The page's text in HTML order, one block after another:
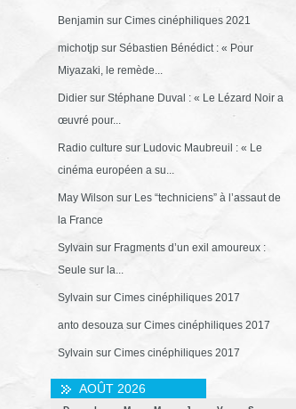
Benjamin sur Cimes cinéphiliques 2021
michotjpsur Sébastien Bénédict : « Pour
Miyazaki, le remède...
Didiersur Stéphane Duval : « Le Lézard Noir a
œuvré pour...
Radio culture sur Ludovic Maubreuil : « Le
cinéma européen a su...
May Wilson sur Les “techniciens” à l’assaut de
la France
Sylvain sur Fragments d’un exil amoureux :
Seule sur la...
Sylvain sur Cimes cinéphiliques 2017
anto desouzasur Cimes cinéphiliques 2017
Sylvain sur Cimes cinéphiliques 2017
AOÛT 2026